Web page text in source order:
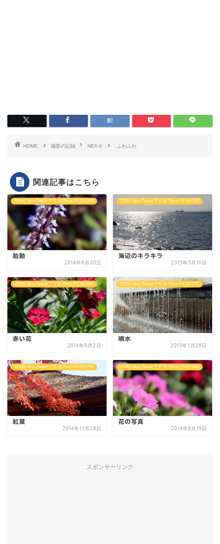
HOME 撮影の記録 NEX-6 ふわふわ
関連記事はこちら
ZEISS Vario-Tessar T* E 16-70mm F4 ZA OSS
胎動
2014年8月20日
ZEISS Vario-Tessar T* E 16-70mm F4 ZA OSS
海辺のキラキラ
2015年3月10日
ZEISS Vario-Tessar T* E 16-70mm F4 ZA OSS
赤い花
2014年9月2日
ZEISS Vario-Tessar T* E 16-70mm F4 ZA OSS
噴水
2015年1月28日
ZEISS Vario-Tessar T* E 16-70mm F4 ZA OSS
紅葉
2014年11月28日
ZEISS Vario-Tessar T* E 16-70mm F4 ZA OSS
花の写真
2014年8月19日
スポンサーリンク